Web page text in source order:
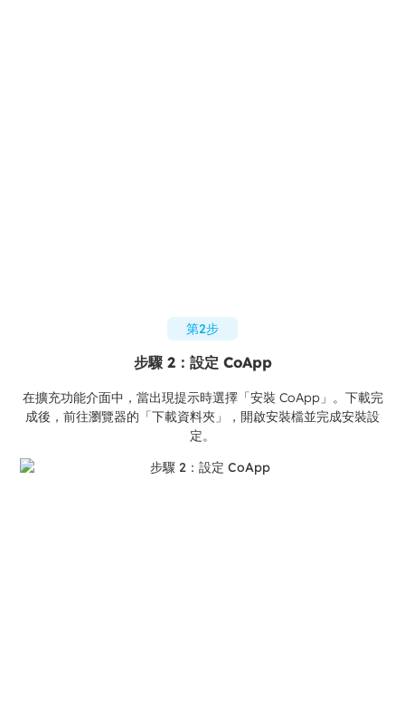
第2步
步驟 2：設定 CoApp
在擴充功能介面中，當出現提示時選擇「安裝 CoApp」。下載完
成後，前往瀏覽器的「下載資料夾」，開啟安裝檔並完成安裝設
定。